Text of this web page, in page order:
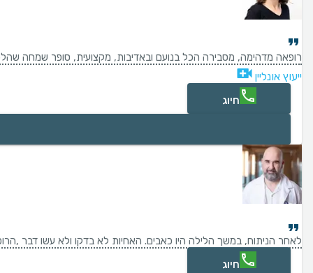
רופאה מדהימה, מסבירה הכל בנועם ובאדיבות, מקצועית, סופר שמחה
ייעוץ אונליין
חיוג
לאחר הניתוח, במשך הלילה היו כאבים. האחיות לא בדקו ולא עשו דבר
חיוג